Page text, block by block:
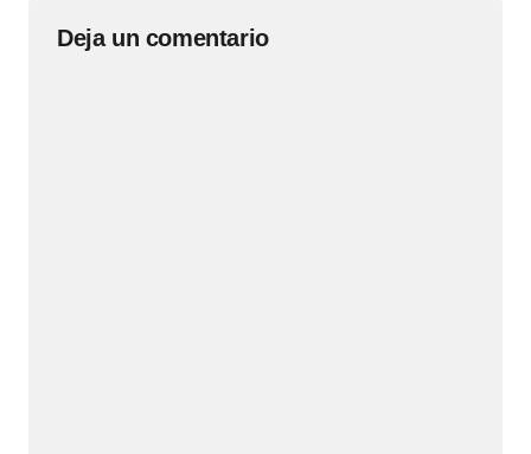
Deja un comentario